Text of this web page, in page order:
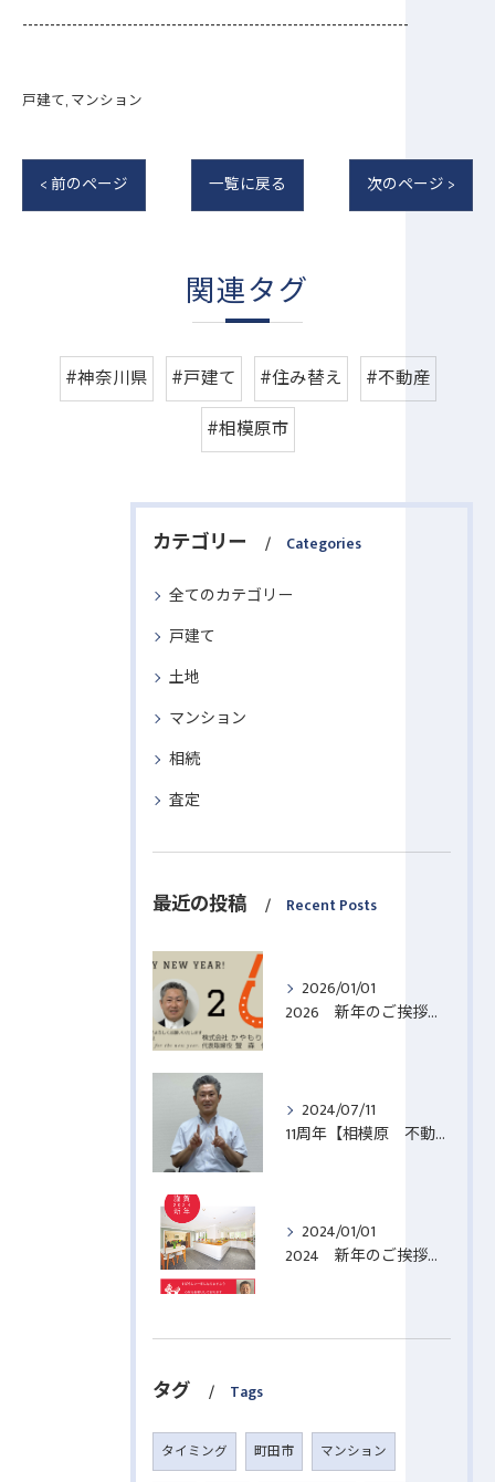
----------------------------------------------------------------------
戸建て マンション
< 前のページ 一覧に戻る 次のページ >
関連タグ
#神奈川県 #戸建て #住み替え
#不動産
#相模原市
カテゴリー Categories
全てのカテゴリー
戸建て
土地
マンション
相続
査定
最近の投稿 Recent Posts
2026/01/01
2026 新年のご挨拶【相模原 不動産売却】
2024/07/11
11周年【相模原 不動産売却】
2024/01/01
2024 新年のご挨拶【相模原 不動産売却】
タグ Tags
タイミング 町田市 マンション